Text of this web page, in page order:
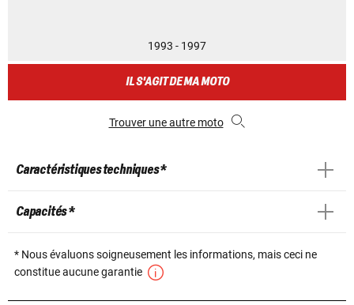
1993 - 1997
IL S'AGIT DE MA MOTO
Trouver une autre moto
Caractéristiques techniques *
Capacités *
* Nous évaluons soigneusement les informations, mais ceci ne
constitue aucune garantie